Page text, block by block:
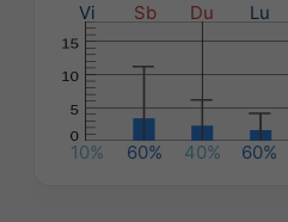
Vi
Sb Du Lu
10% 60% 40% 60%